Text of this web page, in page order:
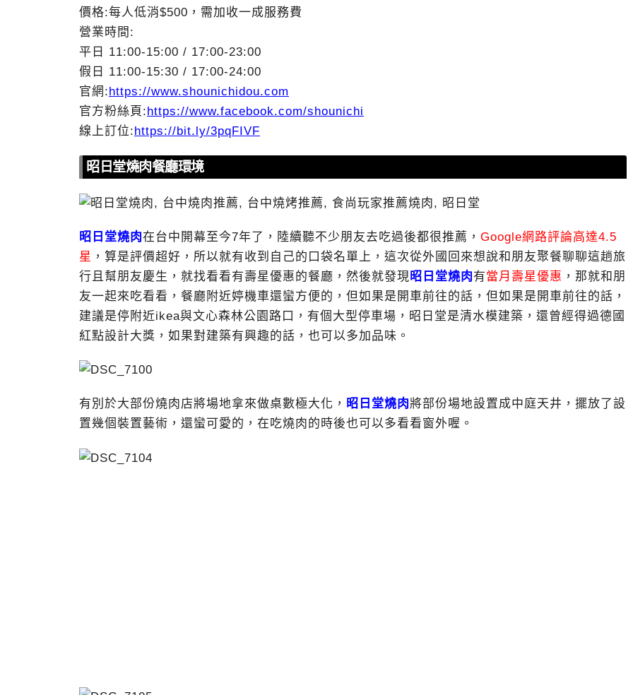
價格:每人低消$500，需加收一成服務費
營業時間:
平日 11:00-15:00 / 17:00-23:00
假日 11:00-15:30 / 17:00-24:00
官網:https://www.shounichidou.com
官方粉絲頁:https://www.facebook.com/shounichi
線上訂位:https://bit.ly/3pqFIVF
昭日堂燒肉餐廳環境
昭日堂燒肉在台中開幕至今7年了，陸續聽不少朋友去吃過後都很推薦， Google網路評論高達4.5
星 ，算是評價超好，所以就有收到自己的口袋名單上，這次從外國回來想說和朋友聚餐聊聊這趟旅
行且幫朋友慶生，就找看看有壽星優惠的餐廳，然後就發現 昭日堂燒肉有當月壽星優惠 ，那就和朋
友一起來吃看看，餐廳附近婷機車還蠻方便的，但如果是開車前往的話，但如果是開車前往的話，
建議是停附近ikea與文心森林公園路口，有個大型停車場，昭日堂是清水模建築，還曾經得過德國
紅點設計大獎，如果對建築有興趣的話，也可以多加品味。
有別於大部份燒肉店將場地拿來做桌數極大化， 昭日堂燒肉將部份場地設置成中庭天井，擺放了設
置幾個裝置藝術，還蠻可愛的，在吃燒肉的時後也可以多看看窗外喔。